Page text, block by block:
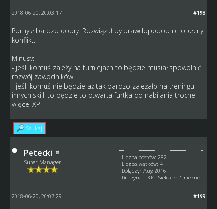
#198
2018-06-20, 20:03:17
Pomysł bardzo dobry. Rozwiązał by prawdopodobnie obecny
konflikt.
Minusy:
- jeśli komuś zależy na turniejach to będzie musiał spowolnić
rozwój zawodników
- jeśli komuś nie będzie aż tak bardzo zależało na treningu
innych skilli to będzie to otwarta furtka do nabijania troche
więcej XP
Szukaj
Petecki
Super Manager
Liczba postów: 282
Liczba wątków: 4
Dołączył: Aug 2016
Drużyna: TKKF Siekacze Gniezno
#199
2018-06-20, 20:07:29